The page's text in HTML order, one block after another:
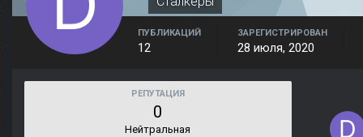
ПУБЛИКАЦИЙ
12
ЗАРЕГИСТРИРОВАН
28 июля, 2020
РЕПУТАЦИЯ
0
Нейтральная